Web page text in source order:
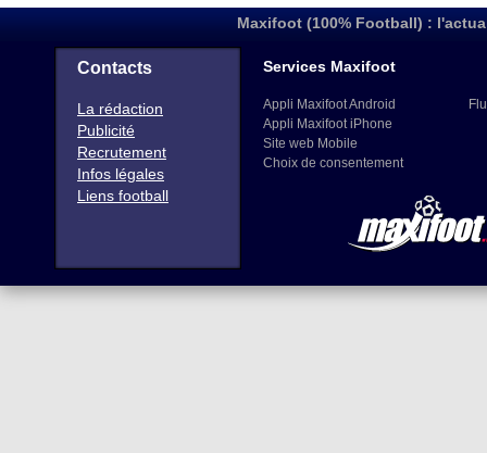
Maxifoot (100% Football) :
Contacts
La rédaction
Publicité
Recrutement
Infos légales
Liens football
Services Maxifoot
Appli Maxifoot Android
Appli Maxifoot iPhone
Site web Mobile
Choix de consentement